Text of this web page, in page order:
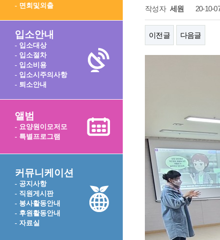
- 면회및외출
입소안내
- 입소대상
- 입소절차
- 입소비용
- 입소시주의사항
- 퇴소안내
앨범
- 요양원이모저모
- 특별프로그램
커뮤니케이션
- 공지사항
- 직원게시판
- 봉사활동안내
- 후원활동안내
- 자료실
작성자 세원 20-10-
이전글 다음글